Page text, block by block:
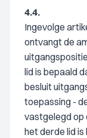
4.4.
Ingevolge
ontvangt de
lid is bepaald
besluit
toepassing -
vastgelegd op
het derde lid